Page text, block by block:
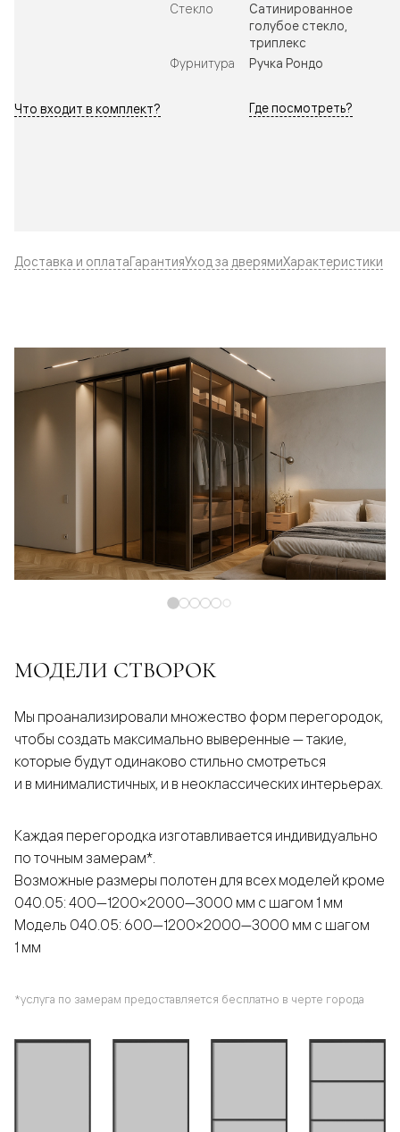
Стекло
Сатинированное
голубое стекло,
триплекс
Фурнитура
Ручка Рондо
Что входит в комплект? Где посмотреть?
Доставка и оплатаГарантияУход за дверямиХарактеристики
МОДЕЛИ СТВОРОК
Мы проанализировали множество форм перегородок,
чтобы создать максимально выверенные — такие,
которые будут одинаково стильно смотреться
и в минималистичных, и в неоклассических интерьерах.
Каждая перегородка изготавливается индивидуально
по точным замерам*.
Возможные размеры полотен для всех моделей кроме
040.05: 400—1200×2000—3000 мм с шагом 1 мм
Модель 040.05: 600—1200×2000—3000 мм с шагом
1 мм
*услуга по замерам предоставляется бесплатно в черте города